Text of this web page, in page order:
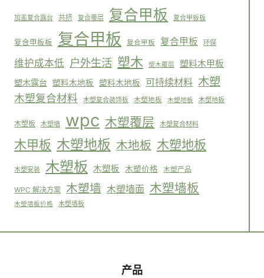
加盖复合露台 共挤 复合覆层 复合甲板 复合甲板板
复合甲板板 复合甲板 复合甲板 复合甲板 环保
维护成本低 户外生活 塑木 塑木覆层 塑料木甲板
塑木露台 塑料木地板 塑料木地板 可持续材料 木塑
木塑复合材料 木塑复合装饰板 木塑地板 木塑地板 木塑地板
木塑板 木塑墙 wpc 木塑覆层 木塑复合材料
木甲板 木塑地板 木地板 木塑地板
木塑安装 木塑板 木塑板 木塑价格 木塑产品
WPC 解决方案 木塑墙 木塑墙面 木塑墙板
木塑墙板价格 木塑墙板
产品